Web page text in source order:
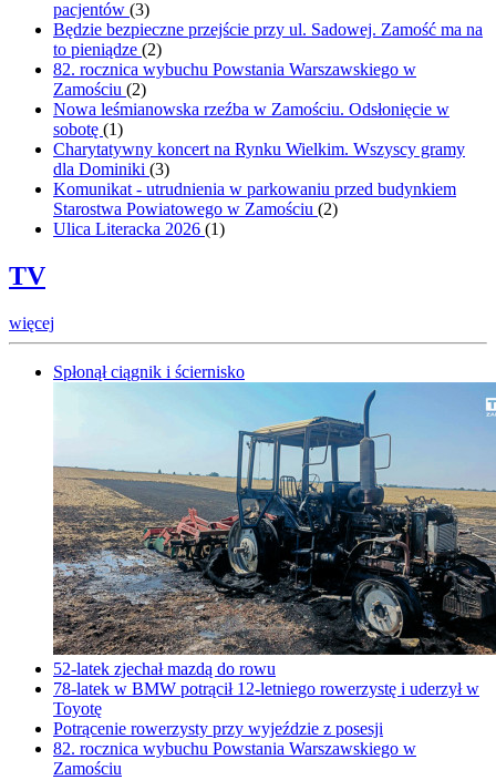
pacjentów (3)
Będzie bezpieczne przejście przy ul. Sadowej. Zamość ma na
to pieniądze (2)
82. rocznica wybuchu Powstania Warszawskiego w
Zamościu (2)
Nowa leśmianowska rzeźba w Zamościu. Odsłonięcie w
sobotę (1)
Charytatywny koncert na Rynku Wielkim. Wszyscy gramy
dla Dominiki (3)
Komunikat - utrudnienia w parkowaniu przed budynkiem
Starostwa Powiatowego w Zamościu (2)
Ulica Literacka 2026 (1)
TV
więcej
Spłonął ciągnik i ściernisko
52-latek zjechał mazdą do rowu
78-latek w BMW potrącił 12-letniego rowerzystę i uderzył w
Toyotę
Potrącenie rowerzysty przy wyjeździe z posesji
82. rocznica wybuchu Powstania Warszawskiego w
Zamościu